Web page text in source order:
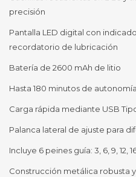
precisión
Pantalla LED digital con
recordatorio de lubricación
Batería de 2600 mAh de litio
Hasta 180 minutos de
Carga rápida mediante USB
Palanca lateral de ajuste para
Incluye 6 peines guía: 3, 6, 9, 12,
Construcción metálica robusta